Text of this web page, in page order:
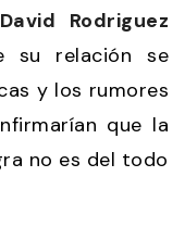
David Rodriguez
su relación se
y los rumores
que la
no es del todo